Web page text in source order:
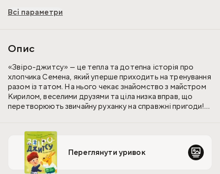
Всі параметри
Опис
«Звіро-джитсу» — це тепла та дотепна історія про
хлопчика Семена, який уперше приходить на тренування
разом із татом. На нього чекає знайомство з майстром
Кирилом, веселими друзями та ціла низка вправ, що
перетворюють звичайну руханку на справжні пригоди!
страуси, крутитися клубочком, як броненосці, дертися,
як мавпочки, і тримати рівновагу, як чаплі.
На сторінках є QR-коди з рухами, щоб маленькі читачі
Переглянути уривок